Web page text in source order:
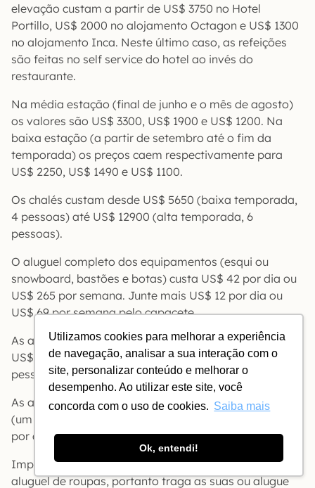
Utilizamos cookies para melhorar a experiência
de navegação, analisar a sua interação com o
site, personalizar conteúdo e melhorar o
desempenho. Ao utilizar este site, você
concorda com o uso de cookies. Saiba mais
Ok, entendi!
elevação custam a partir de US$ 3750 no Hotel
Portillo, US$ 2000 no alojamento Octagon e US$ 1300
no alojamento Inca. Neste último caso, as refeições
são feitas no self service do hotel ao invés do
restaurante.
Na média estação (final de junho e o mês de agosto)
os valores são US$ 3300, US$ 1900 e US$ 1200. Na
baixa estação (a partir de setembro até o fim da
temporada) os preços caem respectivamente para
US$ 2250, US$ 1490 e US$ 1100.
Os chalés custam desde US$ 5650 (baixa temporada,
4 pessoas) até US$ 12900 (alta temporada, 6
pessoas).
O aluguel completo dos equipamentos (esqui ou
snowboard, bastões e botas) custa US$ 42 por dia ou
US$ 265 por semana. Junte mais US$ 12 por dia ou
US$ 69 por semana pelo capacete.
As aulas privadas de esqui ou snowboard saem por
US$ 90 individual, US$ 109 para 2 ou US$ 149 para 3
pessoas.
As aulas em grupo de esqui custam a partir de US$ 42
(um dia, uma aula) até US$ 346 (seis dias, duas aulas
por dia). Cada aula tem uma hora e meia de duração.
Importante lembrar que aqui não há possibilidade de
aluguel de roupas, portanto traga as suas ou alugue